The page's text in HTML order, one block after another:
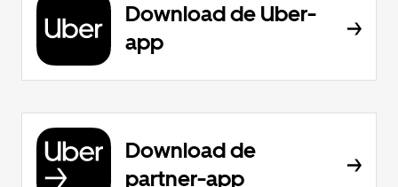
Download de Uber-
app
Download de
partner-app